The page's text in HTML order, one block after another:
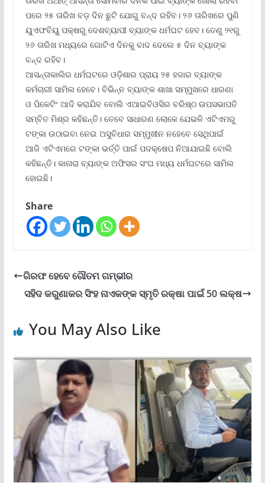
ପରେ ୨୫ ତାରିଖ ବଡ଼ ଦିନ ଛୁଟି ଯୋଗୁ ବନ୍ଦ ରହିବ। ୨୬ ତାରିଖରେ ପୁଣି
ୟୁଏଫବିୟୁ ପକ୍ଷରୁ ଦେଶବ୍ୟାପୀ ବ୍ୟାଙ୍କ ଧର୍ମଘଟ ହେବ। ତେଣୁ ୨୧ରୁ
୨୬ ତାରିଖ ମଧ୍ୟରେ ଗୋଟିଏ ଦିନକୁ ବାଦ ଦେଲେ ୫ ଦିନ ବ୍ୟାଙ୍କ
ବନ୍ଦ ରହିବ।
ଆସନ୍ତାକାଲିର ଧର୍ମଘଟରେ ଓଡ଼ିଶାର ପ୍ରାୟ ୨୫ ହଜାର ବ୍ୟାଙ୍କ
କର୍ମଚାରୀ ସାମିଲ ହେବେ। ବିଭିନ୍ନ ବ୍ୟାଙ୍କ ଶାଖା ସମ୍ମୁଖରେ ଧାରଣା
ଓ ପିକେଟିଂ ଆଦି କରାଯିବ ବୋଲି ଏଆଇବିଓସିର ବରିଷ୍ଠ ଉପସଭାପତି
ସମ୍ବିତ ମିଶ୍ର କହିଛନ୍ତି। ତେବେ ସାଧାରଣ ଲୋକେ ଯେଭଳି ଏଟିଏମରୁ
ଟଙ୍କା ଉଠାଇବା ନେଇ ଅସୁବିଧାର ସମ୍ମୁଖୀନ ନହେବେ ସେଥିପାଇଁ
ଆଜି ଏଟିଏମରେ ଟଙ୍କା ଭର୍ତ୍ତି ପାଇଁ ପଦକ୍ଷେପ ନିଆଯାଇଛି ବୋଲି
କହିଛନ୍ତି। କାନାରା ବ୍ୟାଙ୍କ ଅଫିସର ସଂଘ ମଧ୍ୟ ଧର୍ମଘଟରେ ସାମିଲ
ହୋଇଛି।
Share
ଗିରଫ ହେବେ ଗୌତମ ଗମ୍ଭୀର
ସହିଦ କରୁଣାକର ସିଂହ ନାଏକଙ୍କ ସ୍ମୃତି ରକ୍ଷା ପାଇଁ 50 ଲକ୍ଷ
You May Also Like